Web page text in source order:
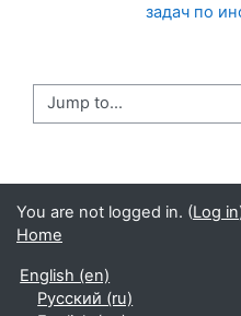
задач по
Jump to...
You are not logged in. (Log in
Home
English ‎(en)‎
Русский ‎(ru)‎